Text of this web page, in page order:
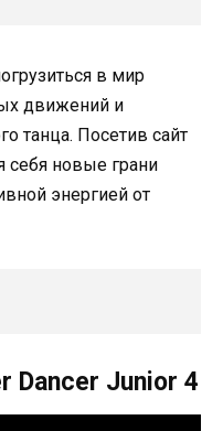
в мир
движений и
танца. Посетив сайт
себя новые грани
энергией от
Dancer Junior 4